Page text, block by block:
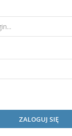
ZALOGUJ SIĘ